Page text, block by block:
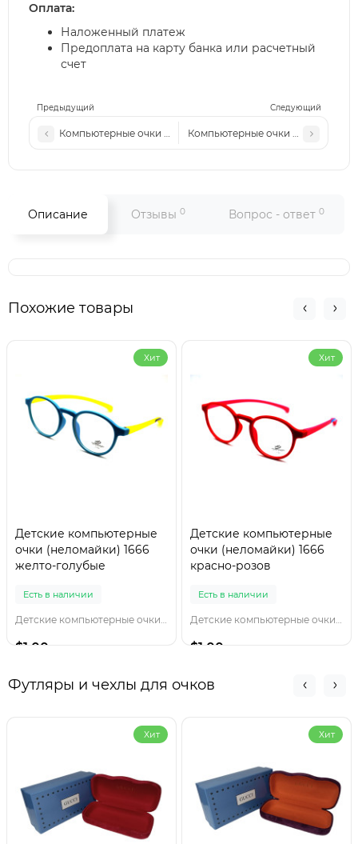
Предыдущий Следующий
Компьютерные очки ММ 2553 с1Компьютерные очки (хамелеон)
Оплата:
Наложенный платеж
Предоплата на карту банка или расчетный
счет
Описание Отзывы 0 Вопрос - ответ 0
Похожие товары
Хит
Детские компьютерные
очки (неломайки) 1666
желто-голубые
Есть в наличии
Детские компьютерные очки 1666 желто-голубы
$1.00
Хит
Детские компьютерные
очки (неломайки) 1666
красно-розов
Есть в наличии
Детские компьютерные очки 1666 красно-розов
$1.00
Футляры и чехлы для очков
Хит Хит